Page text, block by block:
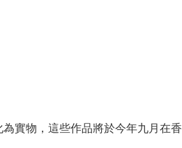
實物，這些作品將於今年九月